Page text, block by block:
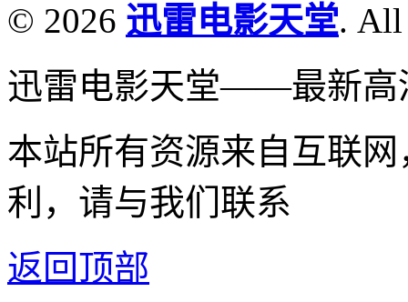
© 2026 迅雷电影天堂. All
迅雷电影天堂——最新高
本站所有资源来自互联
利，请与我们联系
返回顶部